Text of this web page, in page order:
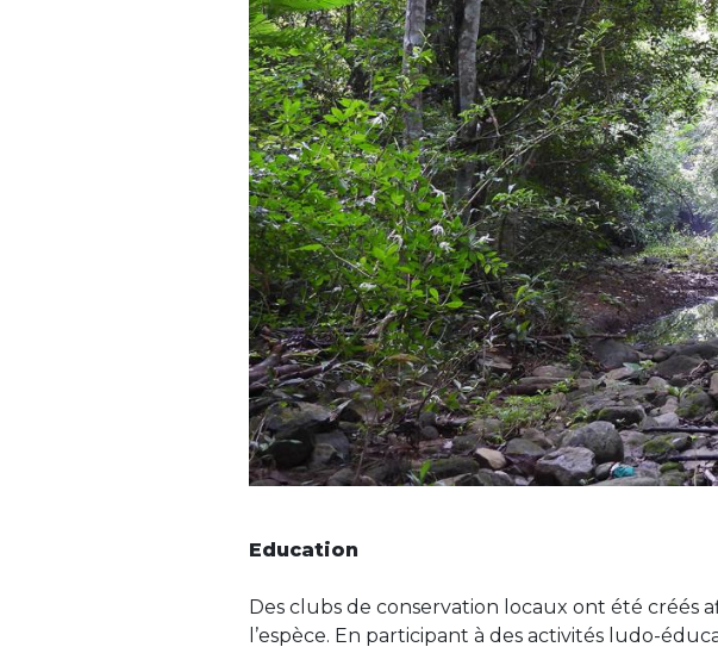
Education
Des clubs de conservation locaux ont été créés
l’espèce. En participant à des activités ludo-